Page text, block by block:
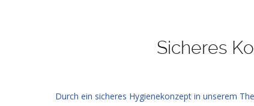
Sicheres
Durch ein sicheres Hygienekonzept in unserem